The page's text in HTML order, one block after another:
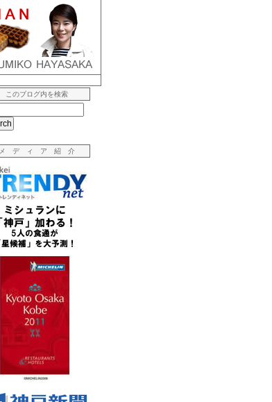
このブログ内を検索
メ デ ィ ア 紹 介